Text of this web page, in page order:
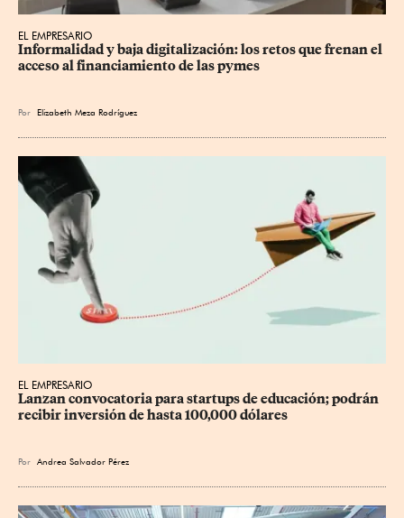
EL EMPRESARIO
Informalidad y baja digitalización: los retos que frenan el
acceso al financiamiento de las pymes
Por Elizabeth Meza Rodríguez
EL EMPRESARIO
Lanzan convocatoria para startups de educación; podrán
recibir inversión de hasta 100,000 dólares
Por Andrea Salvador Pérez